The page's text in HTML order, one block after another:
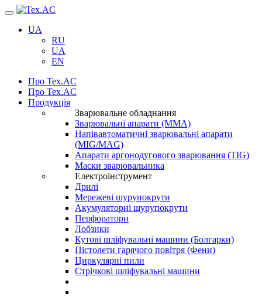
Навігація
UA
RU
UA
EN
Про Tex.AC
Про Tex.AC
Продукція
Зварювальне обладнання
Зварювальні апарати (ММА)
Напівавтоматичні зварювальні апарати
(MIG/MAG)
Апарати аргонодугового зварювання (TIG)
Маски зварювальника
Електроінструмент
Дрилі
Мережеві шурупокрути
Акумуляторні шурупокрути
Перфоратори
Лобзики
Кутові шліфувальні машини (Болгарки)
Пістолети гарячого повітря (Фени)
Циркулярні пили
Стрічкові шліфувальні машини